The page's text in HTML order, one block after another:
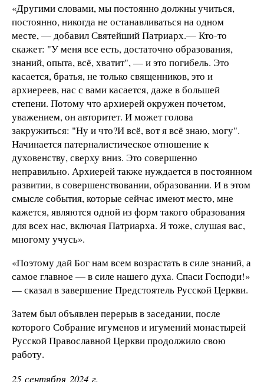
«Другими словами, мы постоянно должны учиться,
постоянно, никогда не останавливаться на одном
месте, — добавил Святейший Патриарх.— Кто-то
скажет: "У меня все есть, достаточно образования,
знаний, опыта, всё, хватит", — и это погибель. Это
касается, братья, не только священников, это и
архиереев, нас с вами касается, даже в большей
степени. Потому что архиерей окружен почетом,
уважением, он авторитет. И может голова
закружиться: "Ну и что?И всё, вот я всё знаю, могу".
Начинается патерналистическое отношение к
духовенству, сверху вниз. Это совершенно
неправильно. Архиерей также нуждается в постоянном
развитии, в совершенствовании, образовании. И в этом
смысле события, которые сейчас имеют место, мне
кажется, являются одной из форм такого образования
для всех нас, включая Патриарха. Я тоже, слушая вас,
многому учусь».
«Поэтому дай Бог нам всем возрастать в силе знаний, а
самое главное — в силе нашего духа. Спаси Господи!»
— сказал в завершение Предстоятель Русской Церкви.
Затем был объявлен перерыв в заседании, после
которого Собрание игуменов и игумений монастырей
Русской Православной Церкви продолжило свою
работу.
25 сентября 2024 г.